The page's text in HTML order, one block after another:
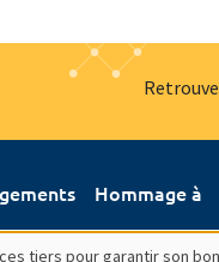
Hommage à
tiers pour garantir son